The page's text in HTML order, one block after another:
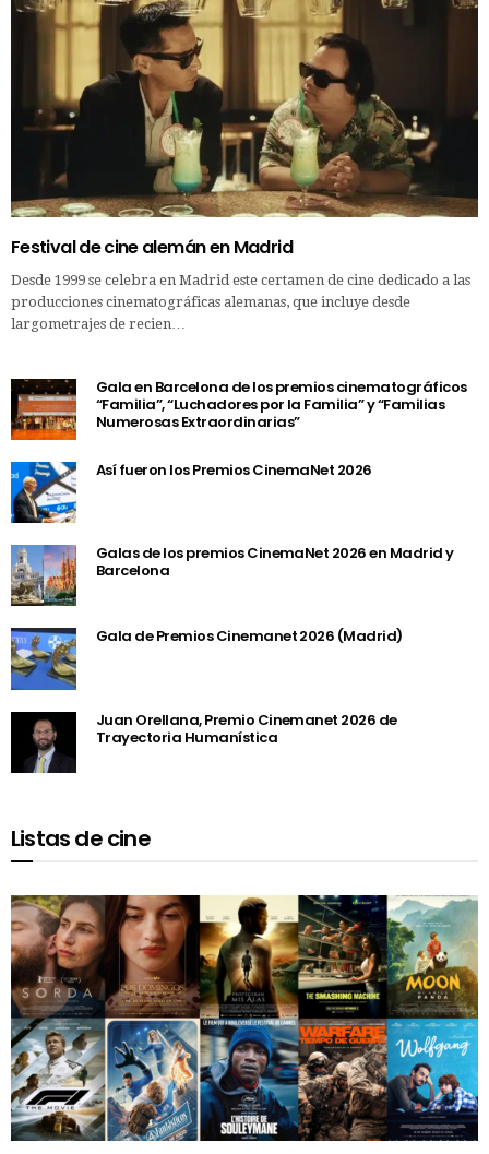
Festival de cine alemán en Madrid
Desde 1999 se celebra en Madrid este certamen de cine dedicado a las
producciones cinematográficas alemanas, que incluye desde
largometrajes de recien…
Gala en Barcelona de los premios cinematográficos
“Familia”, “Luchadores por la Familia” y “Familias
Numerosas Extraordinarias”
Así fueron los Premios CinemaNet 2026
Galas de los premios CinemaNet 2026 en Madrid y
Barcelona
Gala de Premios Cinemanet 2026 (Madrid)
Juan Orellana, Premio Cinemanet 2026 de
Trayectoria Humanística
Listas de cine